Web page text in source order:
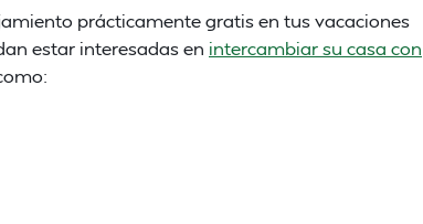
prácticamente gratis en tus vacaciones
estar interesadas en intercambiar su casa con